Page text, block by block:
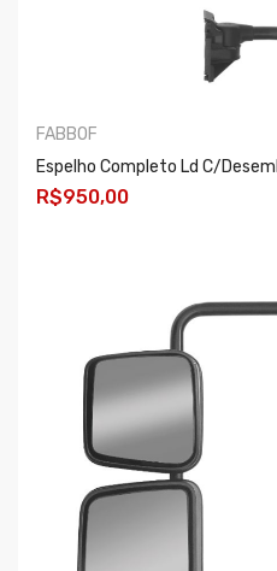
FABBOF
R$950,00